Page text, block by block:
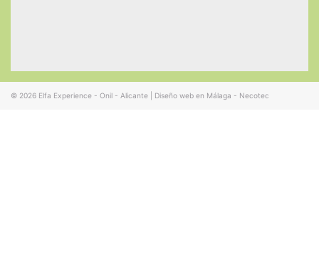
© 2026 Elfa Experience - Onil - Alicante Diseño web en Málaga - Necotec